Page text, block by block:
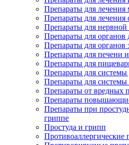
Препараты для
Препараты для
Препараты для
Препараты для органов
Препараты для органов
Препараты для печени
Препараты для
Препараты для
Препараты для
Препараты от вредных
Препараты
Препараты при
гриппе
Простуда и грипп
Противоаллергические